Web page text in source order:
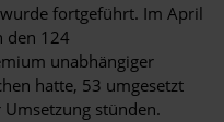
fortgeführt. Im April
den 124
unabhängiger
hatte, 53 umgesetzt
stünden.